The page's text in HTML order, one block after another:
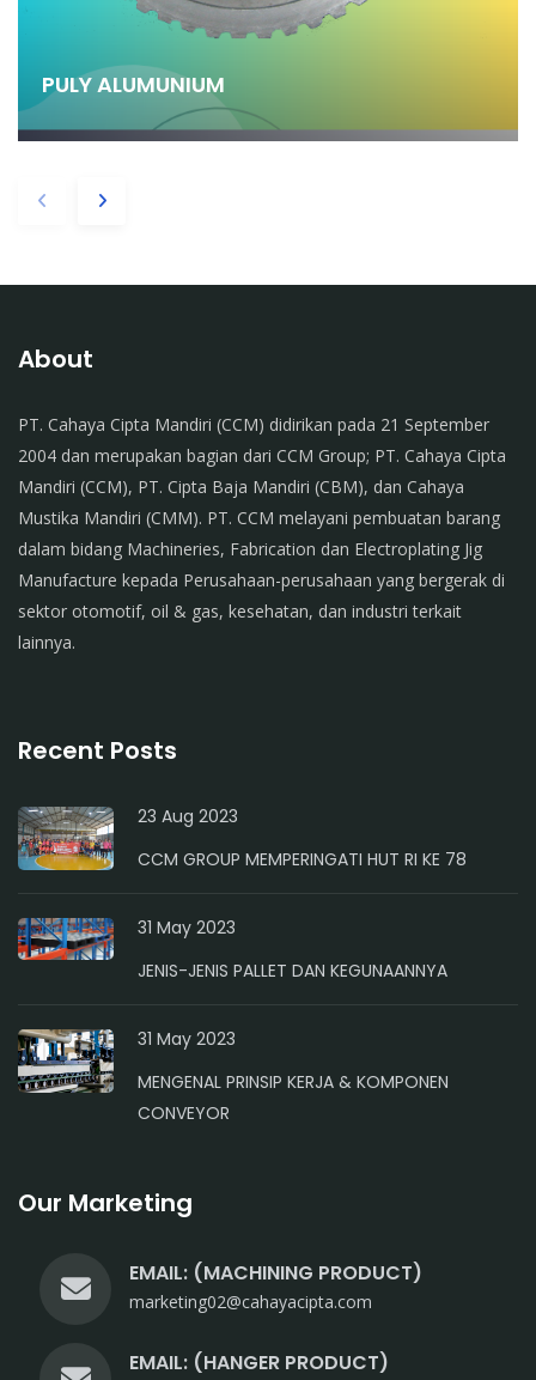
PULY ALUMUNIUM
About
PT. Cahaya Cipta Mandiri (CCM) didirikan pada 21 September
2004 dan merupakan bagian dari CCM Group; PT. Cahaya Cipta
Mandiri (CCM), PT. Cipta Baja Mandiri (CBM), dan Cahaya
Mustika Mandiri (CMM). PT. CCM melayani pembuatan barang
dalam bidang Machineries, Fabrication dan Electroplating Jig
Manufacture kepada Perusahaan-perusahaan yang bergerak di
sektor otomotif, oil & gas, kesehatan, dan industri terkait
lainnya.
Recent Posts
23 Aug 2023
CCM GROUP MEMPERINGATI HUT RI KE 78
31 May 2023
JENIS-JENIS PALLET DAN KEGUNAANNYA
31 May 2023
MENGENAL PRINSIP KERJA & KOMPONEN
CONVEYOR
Our Marketing
EMAIL: (MACHINING PRODUCT)
marketing02@cahayacipta.com
EMAIL: (HANGER PRODUCT)